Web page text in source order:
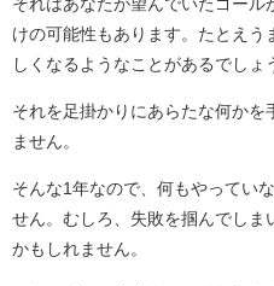
それはあなたが望んでいたゴール
けの可能性もあります。たとえ
しくなるようなことがあるでしょ
それを足掛かりにあらたな何か
ません。
そんな1年なので、何もやってい
せん。むしろ、失敗を掴んでしま
かもしれません。